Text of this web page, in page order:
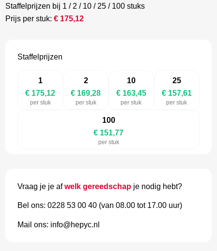
Staffelprijzen bij 1 / 2 / 10 / 25 / 100 stuks
Prijs per stuk:€ 175,12
Staffelprijzen
1
€ 175,12
per stuk
2
€ 169,28
per stuk
10
€ 163,45
per stuk
25
€ 157,61
per stuk
100
€ 151,77
per stuk
Vraag je je afwelk gereedschap je nodig hebt?
Bel ons: 0228 53 00 40 (van 08.00 tot 17.00 uur)
Mail ons: info@hepyc.nl